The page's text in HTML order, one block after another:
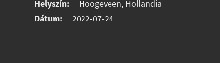
Helyszín:
Hoogeveen, Hollandia
Dátum:
2022-07-24